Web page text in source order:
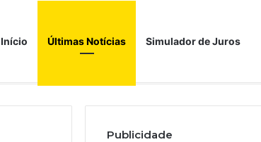
Início Últimas Notícias Simulador de Juros
Publicidade